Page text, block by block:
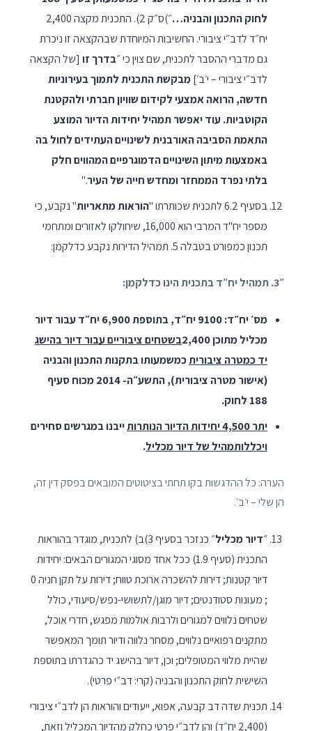
לחוק התכנון והבניה…
״)ס״ק 2). התכנית מקצה 2,400
יח״ד לדב״י ציבורי. החשיבות המיוחדת שבהקצאה זו ניכרת
גם מדברי ההסבר לתכנית, שם צוין כי ״בדרך זו [של הקצאה
לדב״י ציבורי – י׳ב׳]מבקשת התכנית לתמוך בעירוניות
חדשה, הרואה אמצעי לקידום שוויון חברתי ולהקטנת
הקוטביות. עוד יאפשר תמהיל יחידות הדיור המוצע
התאמת הסביבה האורבנית לשינויים העתידים לחול בה
באמצעות מיתון השינויים הדמוגרפיים המהווים חלק
בלתי נפרד הממחזר ומחדש חייה של העיר."
בסעיף 6.2 לתכנית שכותרתו "
הוראות מתאריות" נקבע, כי
מספר יח"ד המרבי הוא 16,000, שיחולקו לאזורים ומתחמי
תכנון כמפורט בטבלה 5. תמהיל הדירות נקבע כדלקמן:
״3. תמהיל יח״ד בתכנית הינו כדלקמן:
מס׳ יח״ד: 9100 יח״ד, בתוספת 6,900 יח״ד עבור דיור
מכליל מתוכן 2,400
בשטחים ציבוריים עבור דיור בהישג
יד כמטרה ציבוריתכמשמעותו בתקנות התכנון והבניה
(אישור מטרה ציבורית), התשע״ה- 2014 מכוח סעיף
188 לחוק.
יתר 4,500 יחידות הדיור הנותרות
ייבנו במגרשים סחירים
ויכללותמהיל של דיור מכליל.
הערה: כל ההדגשות בקו תחתי בציטוטים המובאים בפסק דין זה,
הן שלי – י׳ב׳.
״דיור מכליל
״ כנזכר בסעיף 3)ב) לתכנית, מוגדר בהוראות
התכנית (סעיף 1.9) ככל אחד מסוגי המגורים הבאים: יחידות
דיור קטנות; דירות להשכרה ארוכת טווח; דירות על תקן חניה 0
; מעונות סטודנטים; דיור מוגן/לתשושי-נפש/סיעודי, כולל
שטחים נלווים למגורים ולרבות אולמות מפגש, חדרי אוכל,
מתקנים רפואיים נלווים, מסחר נלווה ודיור תומך המאפשר
שהיית מלווי המטופלים; וכן, דיור בהישג יד כהגדרתו בתוספת
השישית לחוק התכנון והבניה (קרי: דב״י פרטי).
תכנית שדה דב קבעה, אפוא, ייעודים והוראות הן לדב״י ציבורי
(2,400 יח״ד) והן לדב״י פרטי כחלק מהדיור המכליל וזאת,